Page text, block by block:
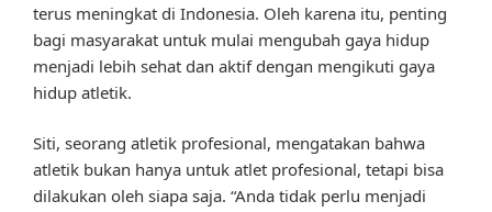
terus meningkat di Indonesia. Oleh karena itu, penting
bagi masyarakat untuk mulai mengubah gaya hidup
menjadi lebih sehat dan aktif dengan mengikuti gaya
hidup atletik.
Siti, seorang atletik profesional, mengatakan bahwa
atletik bukan hanya untuk atlet profesional, tetapi bisa
dilakukan oleh siapa saja. “Anda tidak perlu menjadi